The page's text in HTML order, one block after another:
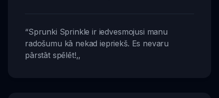
“Sprunki Sprinkle ir iedvesmojusi manu
radošumu kā nekad iepriekš. Es nevaru
pārstāt spēlēt!,,